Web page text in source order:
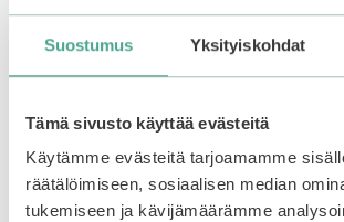
Suostumus Yksityiskohdat
Tämä sivusto käyttää evästeitä
Käytämme evästeitä tarjoamamme
räätälöimiseen, sosiaalisen median
tukemiseen ja kävijämäärämme